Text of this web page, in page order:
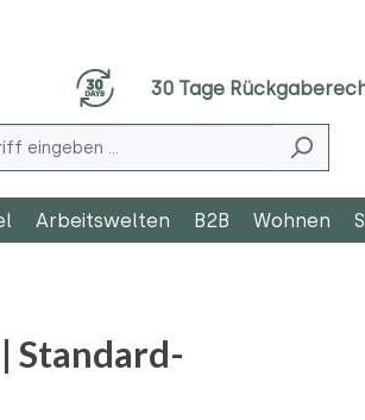
30 Tage
Arbeitswelten B2B Wohnen
Standard-